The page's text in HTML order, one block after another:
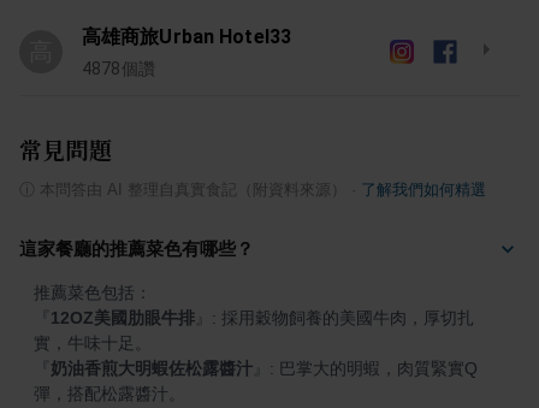
高雄商旅Urban Hotel33
4878個讚
常見問題
本問答由 AI 整理自真實食記（附資料來源） 了解我們如何精選
這家餐廳的推薦菜色有哪些？
12OZ美國肋眼牛排
: 採用穀物飼養的美國牛肉，厚切扎
奶油香煎大明蝦佐松露醬汁
: 巴掌大的明蝦，肉質緊實Q